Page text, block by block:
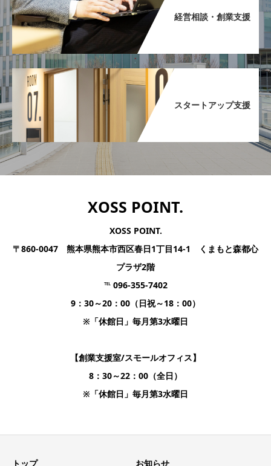
経営相談・創業支援​
スタートアップ支援​
XOSS POINT.
XOSS POINT.
〒860-0047 熊本県熊本市西区春日1丁目14-1 くまもと森都心
プラザ2階
℡ 096-355-7402
9：30～20：00（日祝～18：00）
※「休館日」毎月第3水曜日
【創業支援室/スモールオフィス】
8：30～22：00（全日）
※「休館日」毎月第3水曜日
トップ お知らせ